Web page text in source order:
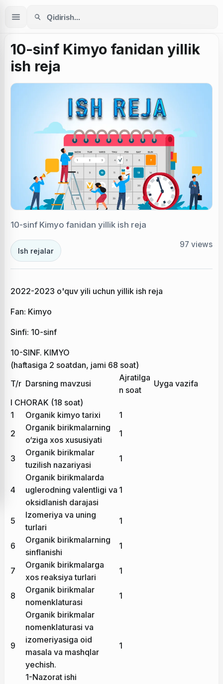
10-sinf Kimyo fanidan yillik
ish reja
10-sinf Kimyo fanidan yillik ish reja
Ish rejalar
97 views
2022-2023 o'quv yili uchun yillik ish reja
Fan: Kimyo
Sinfi: 10-sinf
10-SINF. KIMYO
(haftasiga 2 soatdan, jami 68 soat)
T/r Darsning mavzusi
Ajratilga
n soat
Uyga vazifa
I CHORAK (18 soat)
1
Organik kimyo tarixi
1
2
Organik birikmalarning
o‘ziga xos xususiyati
1
3
Organik birikmalar
tuzilish nazariyasi
1
4
Organik birikmalarda
uglerodning valentligi va
oksidlanish darajasi
1
5
Izomeriya va uning
turlari
1
6
Organik birikmalarning
sinflanishi
1
7
Organik birikmalarga
xos reaksiya turlari
1
8
Organik birikmalar
nomenklaturasi
1
9
Organik birikmalar
nomenklaturasi va
izomeriyasiga oid
masala va mashqlar
yechish.
1-Nazorat ishi
1